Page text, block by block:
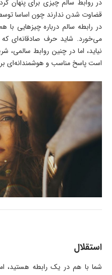
در روابط سالم چیزی برای پنهان
قضاوت شدن ندارند چون اساسا
در رابطه سالم درباره چیز‌هایی
می‌خورد. شاید حرف صادقانه‌ای
نیاید، اما در چنین روابط
است پاسخ مناسب و هوشمندانه‌ای
استقلال
شما با هم در یک رابطه هستید،